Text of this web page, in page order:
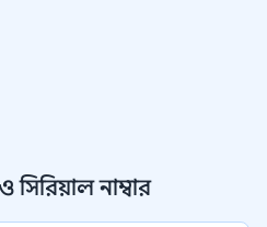
সিরিয়াল নাম্বার